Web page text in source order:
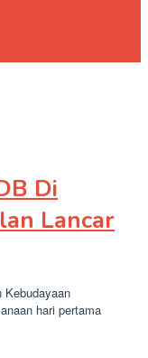
Di
Lancar
Kebudayaan
hari pertama